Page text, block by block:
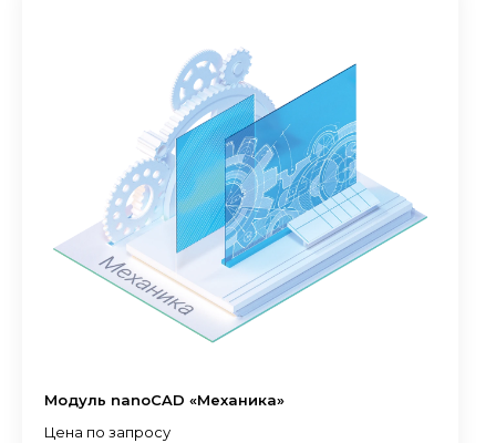
Модуль nanoCAD «Механика»
Цена по запросу